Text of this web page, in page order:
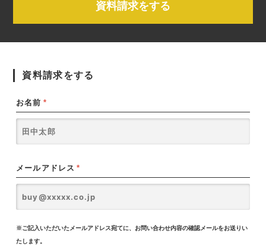
資料請求をする
資料請求をする
お名前 *
メールアドレス *
※ご記入いただいたメールアドレス宛てに、お問い合わせ内容の確認メールをお送りい
たします。